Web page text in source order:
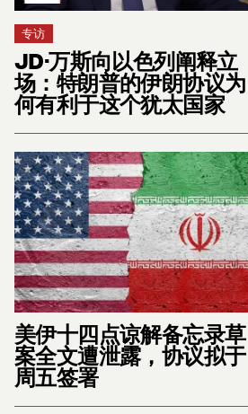
专访
JD·万斯向以色列阐释立
场：特朗普的伊朗协议为
何有利于这个犹太国家
美伊十四点谅解备忘录草
案全文遭泄露，协议拟于
周五签署